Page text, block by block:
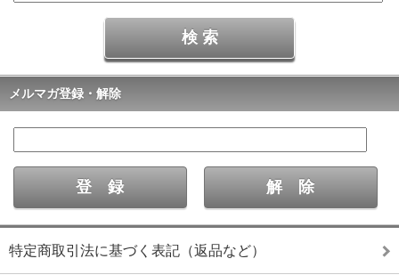
メルマガ登録・解除
特定商取引法に基づく表記（返品など）